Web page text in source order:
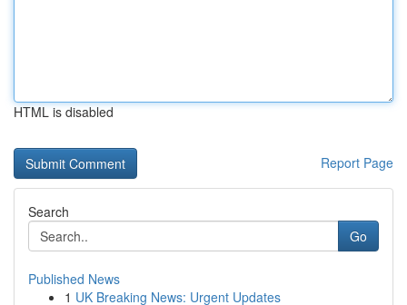
HTML is disabled
Report Page
Search
Go
Published News
1 UK Breaking News: Urgent Updates